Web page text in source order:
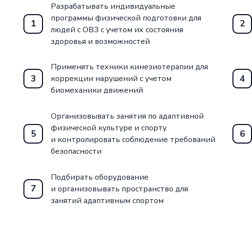
1
Разрабатывать индивидуальные
программы физической подготовки для
людей с ОВЗ с учетом их состояния
здоровья и возможностей
2
3
Применять техники кинезиотерапии для
коррекции нарушений с учетом
биомеханики движений
4
5
Организовывать занятия по адаптивной
физической культуре и спорту
и контролировать соблюдение требований
безопасности
6
7
Подбирать оборудование
и организовывать пространство для
занятий адаптивным спортом